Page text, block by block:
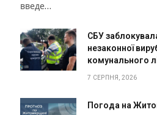
введе…
СБУ
незаконної
комунального
7 СЕРПНЯ, 2026
Погода на